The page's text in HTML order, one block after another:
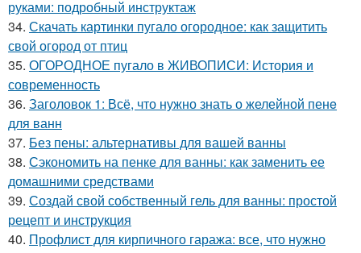
руками: подробный инструктаж
34. Скачать картинки пугало огородное: как защитить
свой огород от птиц
35. ОГОРОДНОЕ пугало в ЖИВОПИСИ: История и
современность
36. Заголовок 1: Всё, что нужно знать о желейной пенe
для ванн
37. Без пены: альтернативы для вашей ванны
38. Сэкономить на пенке для ванны: как заменить ее
домашними средствами
39. Создай свой собственный гель для ванны: простой
рецепт и инструкция
40. Профлист для кирпичного гаража: все, что нужно